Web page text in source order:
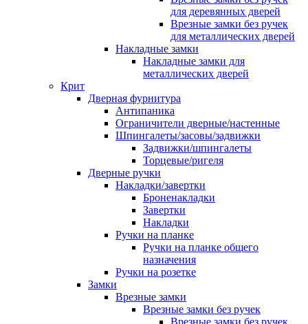
для деревянных дверей
Врезные замки без ручек
для металлических дверей
Накладные замки
Накладные замки для
металлических дверей
Крит
Дверная фурнитура
Антипаника
Ограничители дверные/настенные
Шпингалеты/засовы/задвижки
Задвижки/шпингалеты
Торцевые/ригеля
Дверные ручки
Накладки/завертки
Броненакладки
Завертки
Накладки
Ручки на планке
Ручки на планке общего
назначения
Ручки на розетке
Замки
Врезные замки
Врезные замки без ручек